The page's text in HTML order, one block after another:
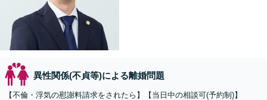
異性関係(不貞等)による離婚問題
【不倫・浮気の慰謝料請求をされたら】【当日中の相談可(予約制)】